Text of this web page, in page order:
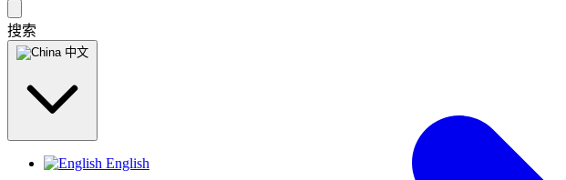
搜索
中文
English